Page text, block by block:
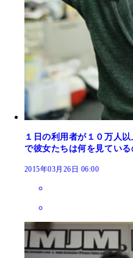
１日の利用者が１０万人
で彼女たちは何を見てい
2015年03月26日 06:00